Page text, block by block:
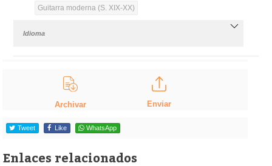
Guitarra moderna (S. XIX-XX)
Idioma
Archivar Enviar
Tweet Like WhatsApp
Enlaces relacionados